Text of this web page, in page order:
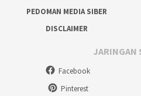
PEDOMAN MEDIA SIBER
DISCLAIMER
JARINGAN
Facebook
Pinterest